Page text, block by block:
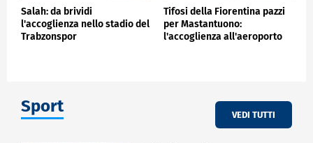
Salah: da brividi
l'accoglienza nello stadio del
Trabzonspor
Tifosi della Fiorentina pazzi
per Mastantuono:
l'accoglienza all'aeroporto
Sport VEDI TUTTI